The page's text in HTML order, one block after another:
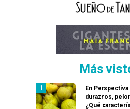
Más
En
duraznos,
¿Qué